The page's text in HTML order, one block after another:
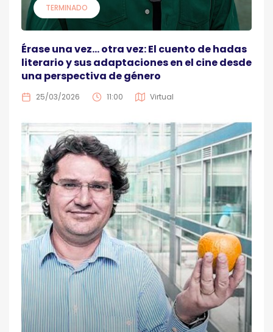
TERMINADO
Érase una vez… otra vez: El cuento de hadas
literario y sus adaptaciones en el cine desde
una perspectiva de género
25/03/2026 11:00 Virtual